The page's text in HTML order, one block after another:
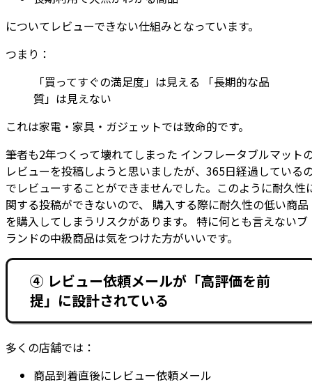
についてレビューできない仕組みとなっています。
つまり：
「買ってすぐの満足度」は見える 「長期的な品
質」は見えない
これは家電・家具・ガジェットでは致命的です。
筆者も2年つくって壊れてしまった インフレータブルマット
レビューを投稿しようと思いましたが、365日経過している
でレビューすることができませんでした。このように耐久性
関する投稿ができないので、 購入する際に耐久性の低い商品
を購入してしまうリスクがあります。 特に何とも言えないブ
ランドの中級商品は気をつけた方がいいです。
④ レビュー依頼メールが「高評価を前
提」に設計されている
多くの店舗では：
商品到着直後にレビュー依頼メール